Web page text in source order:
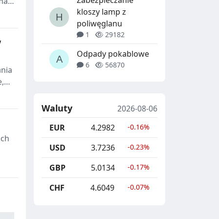
kloszy lamp z
poliwęglanu
1 29182
Odpady pokablowe
6 56870
Waluty
2026-08-06
EUR
4.2982 -0.16%
USD 3.7236 -0.23%
GBP 5.0134 -0.17%
CHF 4.6049 -0.07%